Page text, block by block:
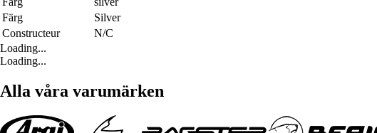
Färg
Silver
Constructeur
N/C
Loading...
Loading...
Alla våra varumärken